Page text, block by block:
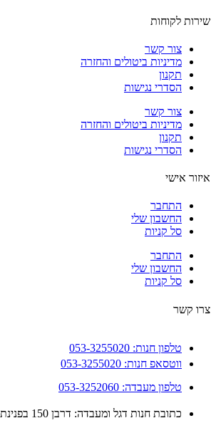
לקוחות
צור קשר
מדיניות ביטולים והחזרה
תקנון
הסדרי נגישות
צור קשר
מדיניות ביטולים והחזרה
תקנון
הסדרי נגישות
אישי
התחבר
החשבון שלי
סל קניות
התחבר
החשבון שלי
סל קניות
קשר
טלפון חנות: 053-3255020
ווטסאפ חנות: 053-3255020
טלפון מעבדה: 053-3252060
כתובת חנות דגל ומעבדה: דרבן 150 בפנינת אילת מול מול-הים